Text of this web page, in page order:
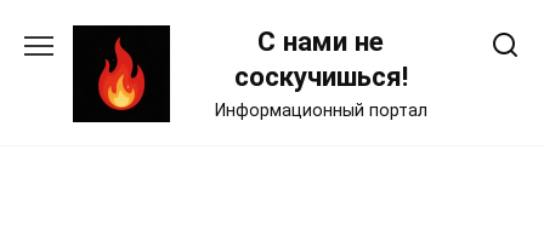
С нами не
соскучишься!
Информационный портал